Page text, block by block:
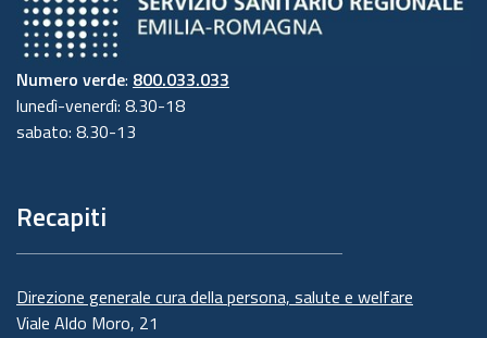
Numero verde: 800.033.033
lunedì-venerdì: 8.30-18
sabato: 8.30-13
Recapiti
Direzione generale cura della persona, salute e welfare
Viale Aldo Moro, 21